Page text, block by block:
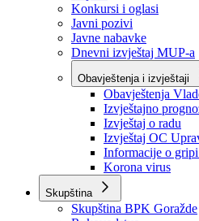
Sve vijesti
Izdvojeno
Najave
Konkursi i oglasi
Javni pozivi
Javne nabavke
Dnevni izvještaj MUP-a
Obavještenja i izvještaji
Obavještenja
Izvještajno
Izvještaj o radu
Izvještaj OC
Informacije o gripi
Korona virus